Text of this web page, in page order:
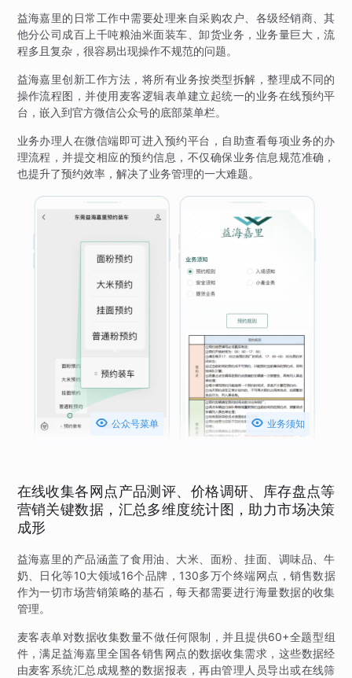
益海嘉里的日常工作中需要处理来自采购农户、各级经销商、其
他分公司成百上千吨粮油米面装车、卸货业务，业务量巨大，流
程多且复杂，很容易出现操作不规范的问题。
益海嘉里创新工作方法，将所有业务按类型拆解，整理成不同的
操作流程图，并使用麦客逻辑表单建立起统一的业务在线预约平
台，嵌入到官方微信公众号的底部菜单栏。
业务办理人在微信端即可进入预约平台，自助查看每项业务的办
理流程，并提交相应的预约信息，不仅确保业务信息规范准确，
也提升了预约效率，解决了业务管理的一大难题。
 公众号菜单  业务须知
在线收集各网点产品测评、价格调研、库存盘点等
营销关键数据，汇总多维度统计图，助力市场决策
成形
益海嘉里的产品涵盖了食用油、大米、面粉、挂面、调味品、牛
奶、日化等10大领域16个品牌，130多万个终端网点，销售数据
作为一切市场营销策略的基石，每天都需要进行海量数据的收集
管理。
麦客表单对数据收集数量不做任何限制，并且提供60+全题型组
件，满足益海嘉里全国各销售网点的数据收集需求，这些数据经
由麦客系统汇总成规整的数据报表，再由管理人员导出或在线筛